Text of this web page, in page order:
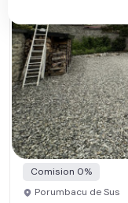
Comision 0%
Porumbacu de Sus